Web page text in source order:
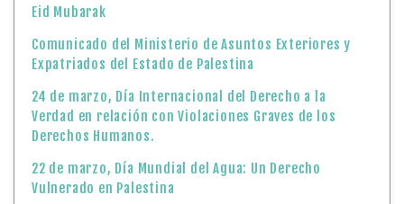
Eid Mubarak
Comunicado del Ministerio de Asuntos Exteriores y
Expatriados del Estado de Palestina
24 de marzo, Día Internacional del Derecho a la
Verdad en relación con Violaciones Graves de los
Derechos Humanos.
22 de marzo, Día Mundial del Agua: Un Derecho
Vulnerado en Palestina